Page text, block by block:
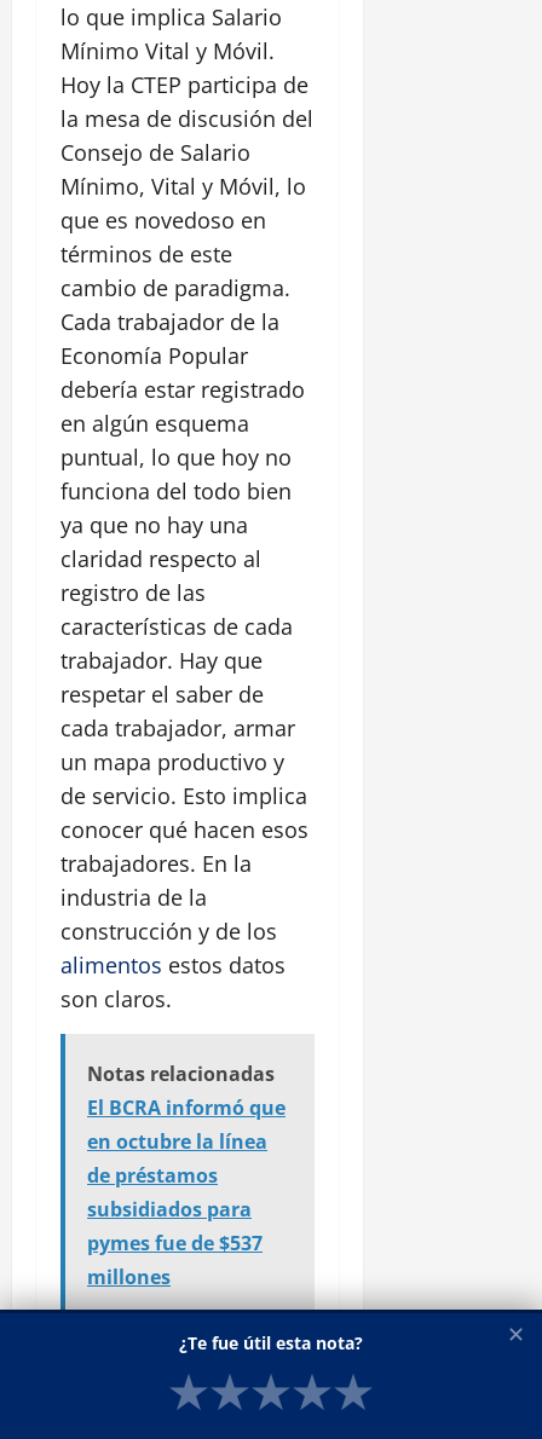
lo que implica Salario
Mínimo Vital y Móvil.
Hoy la CTEP participa de
la mesa de discusión del
Consejo de Salario
Mínimo, Vital y Móvil, lo
que es novedoso en
términos de este
cambio de paradigma.
Cada trabajador de la
Economía Popular
debería estar registrado
en algún esquema
puntual, lo que hoy no
funciona del todo bien
ya que no hay una
claridad respecto al
registro de las
características de cada
trabajador. Hay que
respetar el saber de
cada trabajador, armar
un mapa productivo y
de servicio. Esto implica
conocer qué hacen esos
trabajadores. En la
industria de la
construcción y de los
alimentos estos datos
son claros.
Notas relacionadas
El BCRA informó que
en octubre la línea
de préstamos
subsidiados para
pymes fue de $537
millones
ME: ¿En qué área no son
claros esos registros
✕
¿Te fue útil esta nota?
★★★★★